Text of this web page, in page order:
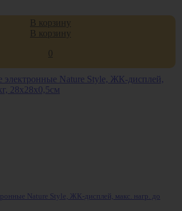
В корзину
В корзину
0
Nature Style, ЖК-дисплей, макс. нагр. до